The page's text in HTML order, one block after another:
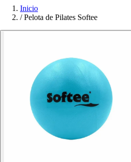
Inicio
/ Pelota de Pilates Softee